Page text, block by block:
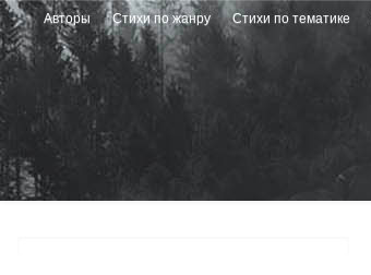
Перейти
к
основному
содержанию
Авторы Стихи по жанру Стихи по тематике